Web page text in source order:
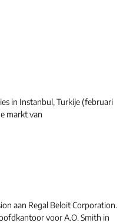
in Instanbul, Turkije (februari
markt van
aan Regal Beloit Corporation.
voor A.O. Smith in